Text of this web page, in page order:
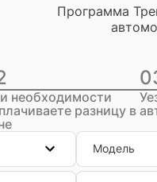
Программа
необходимости
разницу в
Модель